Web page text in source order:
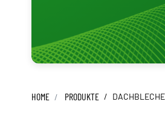
KALOTTEN
PROFILFÜLLER
DICHTBÄNDER
PV
HOME PRODUKTE / DACHBLECHE